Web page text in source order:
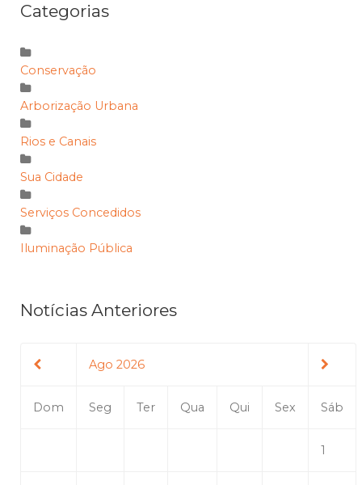
Categorias
Conservação
Arborização Urbana
Rios e Canais
Sua Cidade
Serviços Concedidos
Iluminação Pública
Notícias Anteriores
Ago 2026
Dom Seg Ter Qua Qui Sex Sáb
1